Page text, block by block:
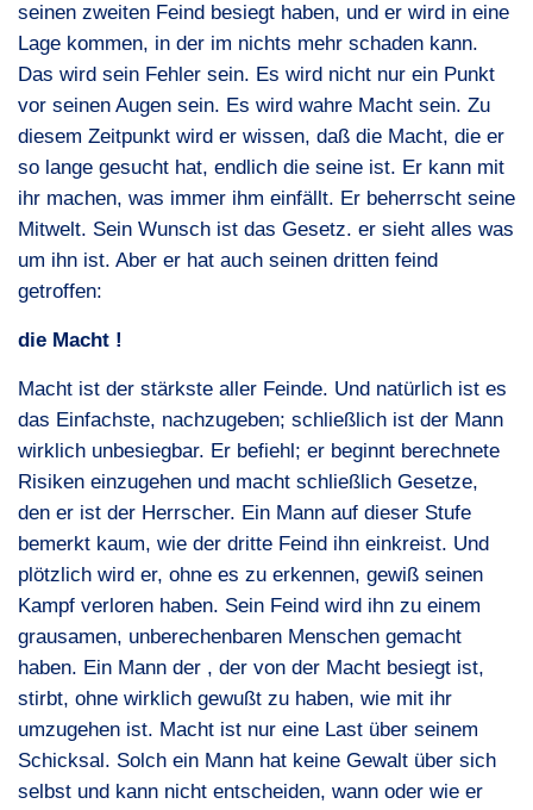
seinen zweiten Feind besiegt haben, und er wird in eine
Lage kommen, in der im nichts mehr schaden kann.
Das wird sein Fehler sein. Es wird nicht nur ein Punkt
vor seinen Augen sein. Es wird wahre Macht sein. Zu
diesem Zeitpunkt wird er wissen, daß die Macht, die er
so lange gesucht hat, endlich die seine ist. Er kann mit
ihr machen, was immer ihm einfällt. Er beherrscht seine
Mitwelt. Sein Wunsch ist das Gesetz. er sieht alles was
um ihn ist. Aber er hat auch seinen dritten feind
getroffen:
die Macht !
Macht ist der stärkste aller Feinde. Und natürlich ist es
das Einfachste, nachzugeben; schließlich ist der Mann
wirklich unbesiegbar. Er befiehl; er beginnt berechnete
Risiken einzugehen und macht schließlich Gesetze,
den er ist der Herrscher. Ein Mann auf dieser Stufe
bemerkt kaum, wie der dritte Feind ihn einkreist. Und
plötzlich wird er, ohne es zu erkennen, gewiß seinen
Kampf verloren haben. Sein Feind wird ihn zu einem
grausamen, unberechenbaren Menschen gemacht
haben. Ein Mann der , der von der Macht besiegt ist,
stirbt, ohne wirklich gewußt zu haben, wie mit ihr
umzugehen ist. Macht ist nur eine Last über seinem
Schicksal. Solch ein Mann hat keine Gewalt über sich
selbst und kann nicht entscheiden, wann oder wie er